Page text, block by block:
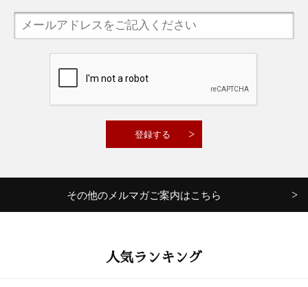
その他のメルマガご案内はこちら
人気ランキング